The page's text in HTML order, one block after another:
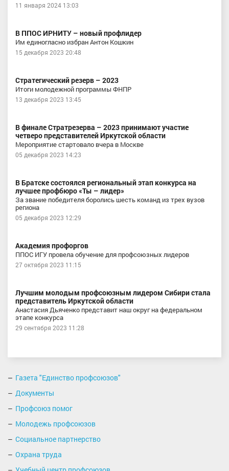
11 января 2024 13:03
В ППОС ИРНИТУ – новый профлидер
Им единогласно избран Антон Кошкин
15 декабря 2023 20:48
Стратегический резерв – 2023
Итоги молодежной программы ФНПР
13 декабря 2023 13:45
В финале Стратрезерва – 2023 принимают участие
четверо представителей Иркутской области
Мероприятие стартовало вчера в Москве
05 декабря 2023 14:23
В Братске состоялся региональный этап конкурса на
лучшее профбюро «Ты – лидер»
За звание победителя боролись шесть команд из трех вузов
региона
05 декабря 2023 12:29
Академия профоргов
ППОС ИГУ провела обучение для профсоюзных лидеров
27 октября 2023 11:15
Лучшим молодым профсоюзным лидером Сибири стала
представитель Иркутской области
Анастасия Дьяченко представит наш округ на федеральном
этапе конкурса
29 сентября 2023 11:28
Газета "Единство профсоюзов"
Документы
Профсоюз помог
Молодежь профсоюзов
Социальное партнерство
Охрана труда